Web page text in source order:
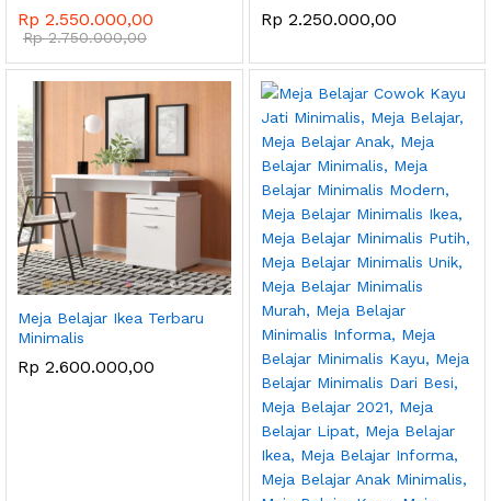
Rp 2.550.000,00
Rp2.750.000,00
Rp 2.250.000,00
Meja Belajar Ikea Terbaru
Minimalis
Rp 2.600.000,00